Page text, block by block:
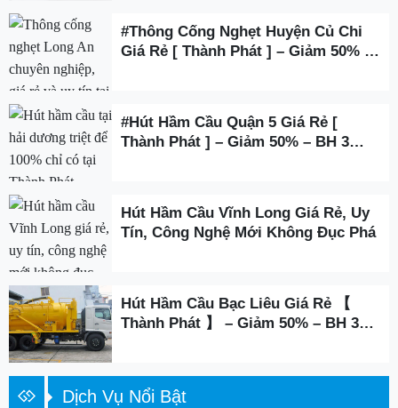
#Thông Cống Nghẹt Huyện Củ Chi
Giá Rẻ [ Thành Phát ] – Giảm 50% –
#Hút Hầm Cầu Quận 5 Giá Rẻ [
Thành Phát ] – Giảm 50% – BH 3
Hút Hầm Cầu Vĩnh Long Giá Rẻ, Uy
Tín, Công Nghệ Mới Không Đục Phá
Hút Hầm Cầu Bạc Liêu Giá Rẻ 【
Thành Phát 】 – Giảm 50% – BH 3
Dịch Vụ Nổi Bật